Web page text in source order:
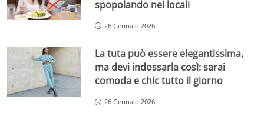
spopolando nei locali
26 Gennaio 2026
La tuta può essere elegantissima,
ma devi indossarla così: sarai
comoda e chic tutto il giorno
26 Gennaio 2026